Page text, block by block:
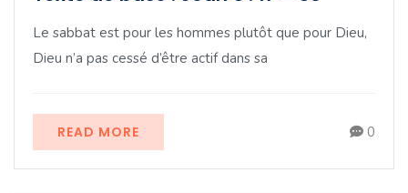
Le sabbat est pour les hommes plutôt que pour Dieu,
Dieu n’a pas cessé d’être actif dans sa
READ MORE 0